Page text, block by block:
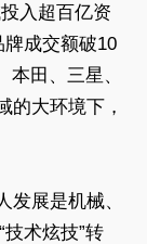
入超百亿资
成交额破10
田、三星、
的大环境下，
展是机械、
术炫技”转